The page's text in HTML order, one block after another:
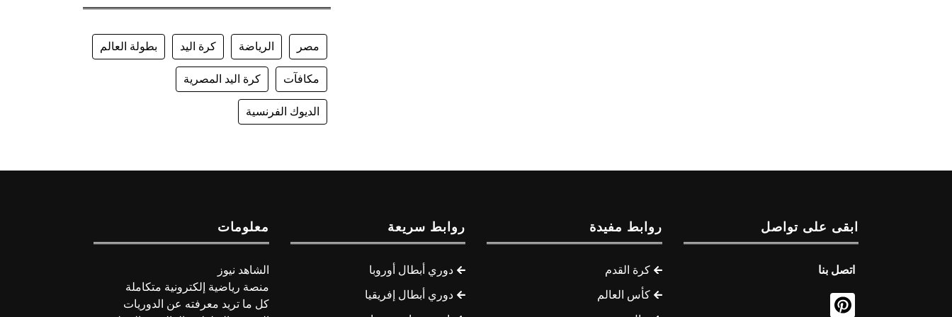
مصر الرياضة كرة اليد بطولة العالم
مكافآت كرة اليد المصرية
الديوك الفرنسية
ابقى على تواصل
اتصل بنا
روابط مفيدة
كرة القدم
كأس العالم
روابط سريعة
دوري أبطال أوروبا
دوري أبطال إفريقيا
معلومات
الشاهد نيوز
منصة رياضية إلكترونية متكاملة
كل ما تريد معرفته عن الدوريات